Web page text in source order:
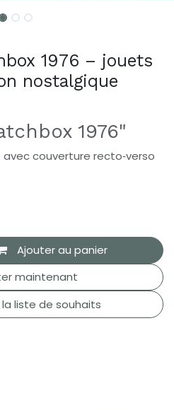
1976 – jouets
nostalgique
1976"
couverture recto‑verso
Ajouter au panier
maintenant
liste de souhaits